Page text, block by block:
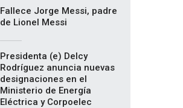
Fallece Jorge Messi, padre
de Lionel Messi
Presidenta (e) Delcy
Rodríguez anuncia nuevas
designaciones en el
Ministerio de Energía
Eléctrica y Corpoelec